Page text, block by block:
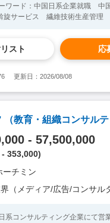
サービス 繊維技術生産管理
スト 応
更新日：2026/08/08
教育・組織コンサルテ
- 57,500,000
- 353,000)
ーチミン
ディア/広告/コンサルタント/教育/外食/飲
系コンサルティング企業にて営